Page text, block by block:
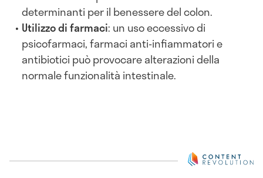
determinanti per il benessere del colon.
Utilizzo di farmaci: un uso eccessivo di
psicofarmaci, farmaci anti-infiammatori e
antibiotici può provocare alterazioni della
normale funzionalità intestinale.